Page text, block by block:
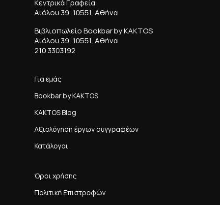
Κεντρικά Γραφεία
Αιόλου 39, 10551, Αθήνα
Βιβλιοπωλείο Bookbar by KAKTOS
Αιόλου 39, 10551, Αθήνα
210 3303192
Για εμάς
Bookbar by KAKTOS
KAKTOS Blog
Αξιολόγηση έργων συγγραφέων
Κατάλογοι
Όροι χρήσης
Πολιτική Επιστροφών